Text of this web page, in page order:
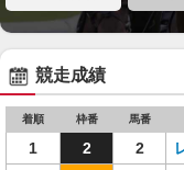
競走成績
着順 枠番 馬番
1 2 2